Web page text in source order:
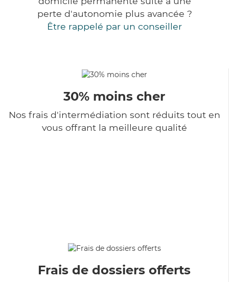
perte d'autonomie plus avancée ?
Être rappelé par un conseiller
30% moins cher
Nos frais d'intermédiation sont réduits tout en
vous offrant la meilleure qualité
Frais de dossiers offerts